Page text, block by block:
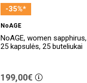
-35%*
NoAGE
NoAGE, women sapphirus,
25 kapsulės, 25 buteliukai
199,00€